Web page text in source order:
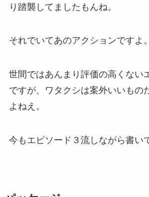
り踏襲してましたもんね。
それでいてあのアクションですよ。
世間ではあんまり評価の高くない
ですが、ワタクシは案外いいもの
よねえ。
今もエピソード３流しながら書い